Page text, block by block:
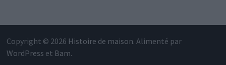
Copyright © 2026 Histoire de maison. Alimenté par
WordPress et Bam.